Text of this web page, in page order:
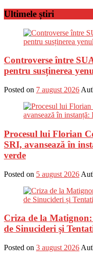
Ultimele știri
Controverse între
pentru susținerea
Posted on 7 august 2026
Procesul lui Florian
SRI, avansează în
verde
Posted on 5 august 2026
Criza de la
de Sinucideri și
Posted on 3 august 2026